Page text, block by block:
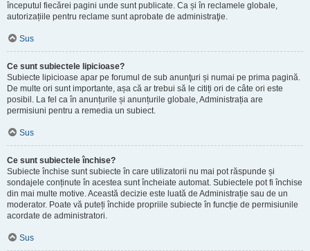
începutul fiecărei pagini unde sunt publicate. Ca și în reclamele globale,
autorizațiile pentru reclame sunt aprobate de administraţie.
Sus
Ce sunt subiectele lipicioase?
Subiecte lipicioase apar pe forumul de sub anunţuri și numai pe prima pagină.
De multe ori sunt importante, așa că ar trebui să le citiți ori de câte ori este
posibil. La fel ca în anunțurile și anunțurile globale, Administrația are
permisiuni pentru a remedia un subiect.
Sus
Ce sunt subiectele închise?
Subiecte închise sunt subiecte în care utilizatorii nu mai pot răspunde și
sondajele conținute în acestea sunt încheiate automat. Subiectele pot fi închise
din mai multe motive. Această decizie este luată de Administrație sau de un
moderator. Poate vă puteți închide propriile subiecte în funcție de permisiunile
acordate de administratori.
Sus